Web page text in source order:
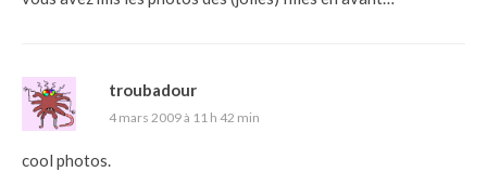
troubadour
4 mars 2009 à 11 h 42 min
cool photos.